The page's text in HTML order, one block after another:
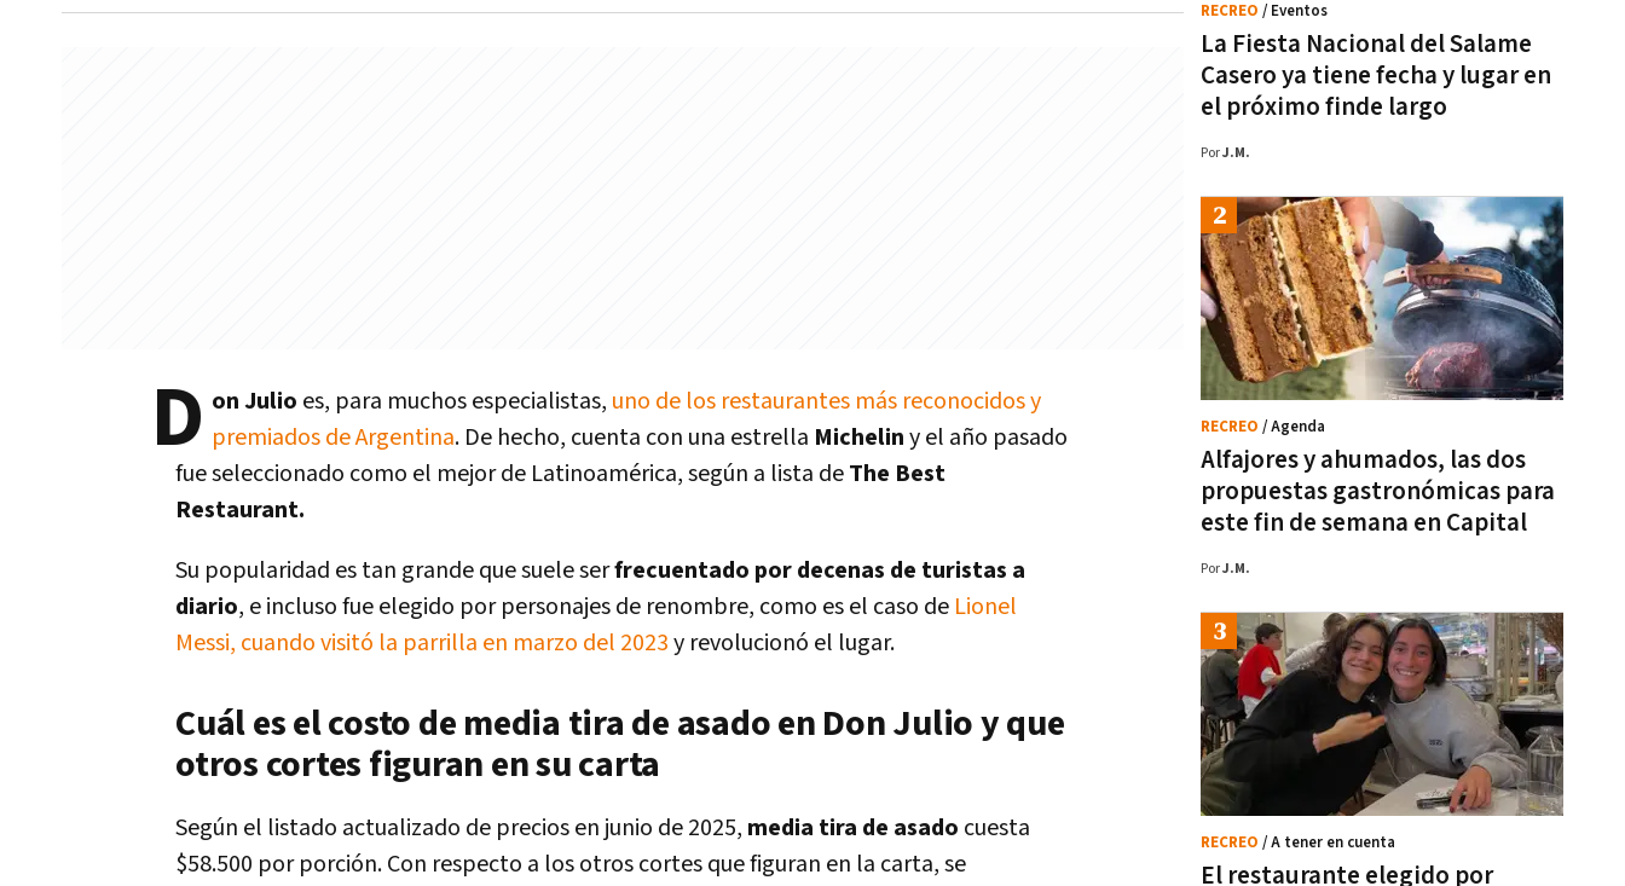
D on Julio es, para muchos especialistas, uno de los restaurantes más reconocidos y
premiados de Argentina. De hecho, cuenta con una estrella Micheliny el año pasado
fue seleccionado como el mejor de Latinoamérica, según a lista deThe Best
Restaurant.
Su popularidad es tan grande que suele serfrecuentado por decenas de turistas a
diario, e incluso fue elegido por personajes de renombre, como es el caso de Lionel
Messi, cuando visitó la parrilla en marzo del 2023y revolucionó el lugar.
Cuál es el costo de media tira de asado en Don Julio y que
otros cortes figuran en su carta
Según el listado actualizado de precios en junio de 2025, media tira de asado cuesta
$58.500 por porción. Con respecto a los otros cortes que figuran en la carta, se
La Fiesta Nacional del Salame
Casero ya tiene fecha y lugar en
el próximo finde largo
RECREO / Eventos
PorJ.M.
Alfajores y ahumados, las dos
propuestas gastronómicas para
este fin de semana en Capital
RECREO / Agenda
PorJ.M.
El restaurante elegido por
RECREO / A tener en cuenta